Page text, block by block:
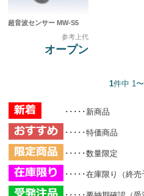
超音波センサー MW-S5
参考上代
オープン
1件中 1
･････新商品
･････特価商品
･････数量限定
･････在庫限り（終売